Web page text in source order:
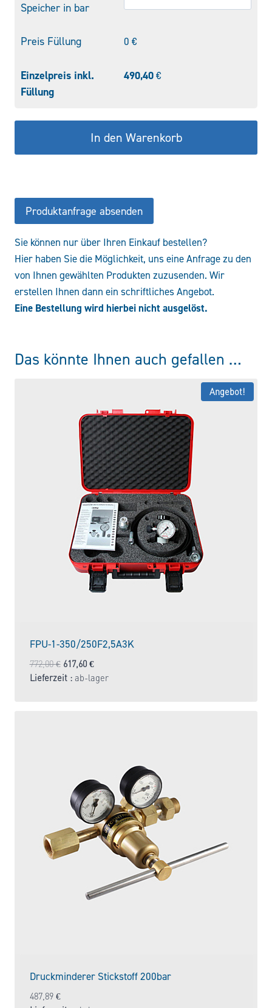
Speicher in bar
Preis Füllung 0 €
Einzelpreis inkl.
Füllung
490,40€
In den Warenkorb
Produktanfrage absenden
Sie können nur über Ihren Einkauf bestellen?
Hier haben Sie die Möglichkeit, uns eine Anfrage zu den
von Ihnen gewählten Produkten zuzusenden. Wir
erstellen Ihnen dann ein schriftliches Angebot.
Eine Bestellung wird hierbei nicht ausgelöst.
Das könnte Ihnen auch gefallen …
Angebot!
FPU-1-350/250F2,5A3K
772,00€ Ursprünglicher
Preis
617,60 €Aktueller
Preis
Lieferzeit : ab-lager
Druckminderer Stickstoff 200bar
487,89 €